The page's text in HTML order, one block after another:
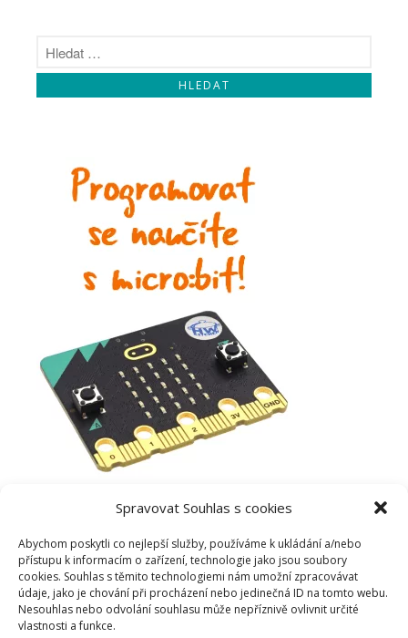
Spravovat Souhlas s cookies
Abychom poskytli co nejlepší služby, používáme k ukládání a/nebo
přístupu k informacím o zařízení, technologie jako jsou soubory
cookies. Souhlas s těmito technologiemi nám umožní zpracovávat
údaje, jako je chování při procházení nebo jedinečná ID na tomto webu.
Nesouhlas nebo odvolání souhlasu může nepříznivě ovlivnit určité
vlastnosti a funkce.